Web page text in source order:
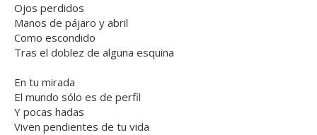
Ojos perdidos
Manos de pájaro y abril
Como escondido
Tras el doblez de alguna esquina
En tu mirada
El mundo sólo es de perfil
Y pocas hadas
Viven pendientes de tu vida